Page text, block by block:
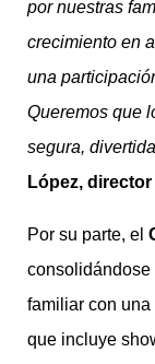
por nuestras
crecimiento en
una
Queremos que
segura,
López,
Por su parte, el
consolidándose
familiar con
que incluye